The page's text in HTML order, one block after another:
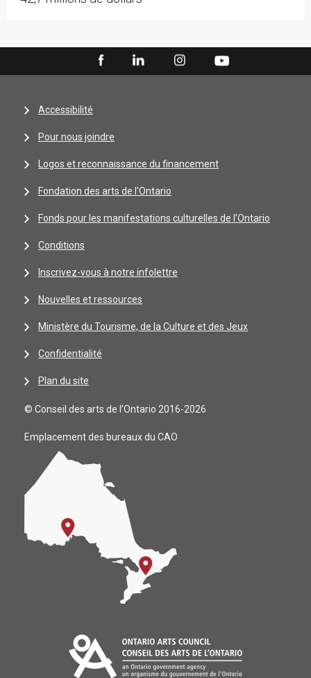
Accessibilité
Pour nous joindre
Logos et reconnaissance du financement
Fondation des arts de l'Ontario
Fonds pour les manifestations culturelles de l’Ontario
Conditions
Inscrivez-vous à notre infolettre
Nouvelles et ressources
Ministère du Tourisme, de la Culture et des Jeux
Confidentialité
Plan du site
© Conseil des arts de l’Ontario 2016-2026
Emplacement des bureaux du CAO